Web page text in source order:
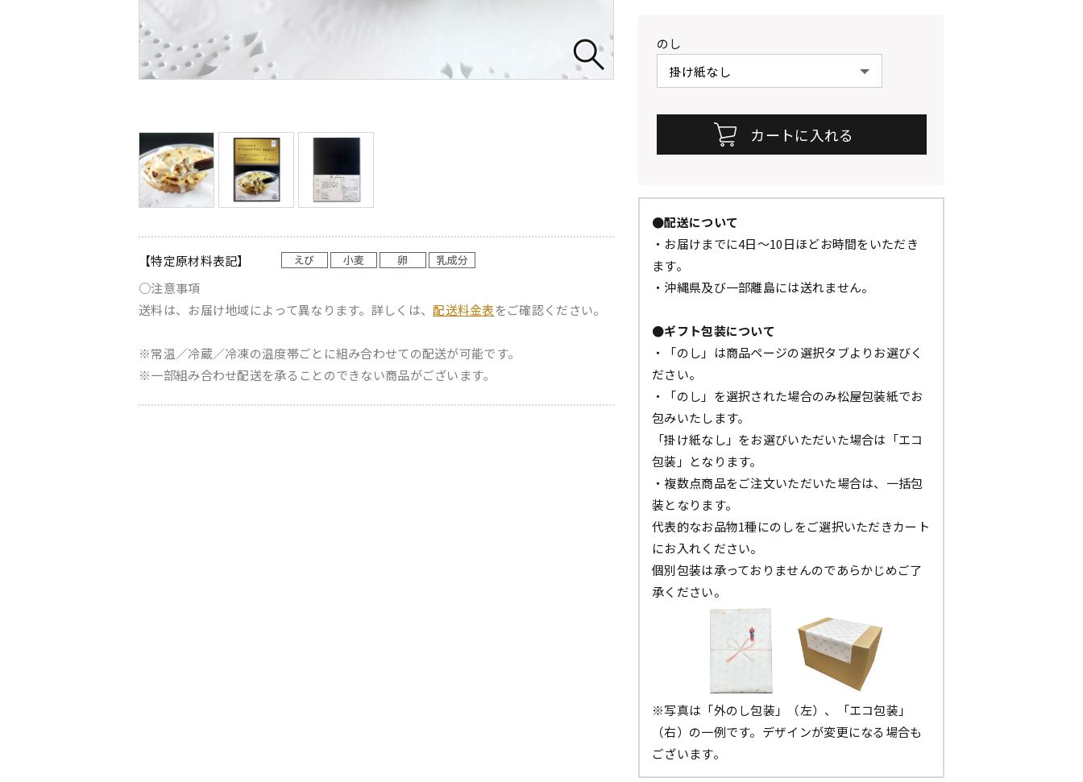
【特定原材料表記】
○注意事項
送料は、お届け地域によって異なります。詳しくは、配送料金表をご確認ください。
※常温／冷蔵／冷凍の温度帯ごとに組み合わせての配送が可能です。
※一部組み合わせ配送を承ることのできない商品がございます。
のし
●配送について
・お届けまでに4日～10日ほどお時間をいただき
ます。
・沖縄県及び一部離島には送れません。
●ギフト包装について
・「のし」は商品ページの選択タブよりお選びく
ださい。
・「のし」を選択された場合のみ松屋包装紙でお
包みいたします。
「掛け紙なし」をお選びいただいた場合は「エコ
包装」となります。
・複数点商品をご注文いただいた場合は、一括包
装となります。
代表的なお品物1種にのしをご選択いただきカート
にお入れください。
個別包装は承っておりませんのであらかじめご了
承ください。
※写真は「外のし包装」（左）、「エコ包装」
（右）の一例です。デザインが変更になる場合も
ございます。